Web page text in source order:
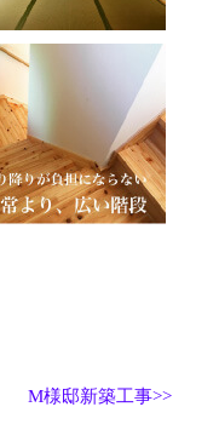
M様邸新築工事>>